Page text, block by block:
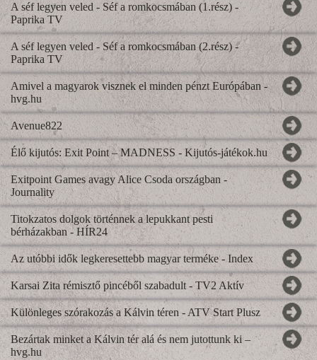
A séf legyen veled - Séf a romkocsmában (1.rész) -
Paprika TV
A séf legyen veled - Séf a romkocsmában (2.rész) -
Paprika TV
Amivel a magyarok visznek el minden pénzt Európában -
hvg.hu
Avenue822
Élő kijutós: Exit Point – MADNESS - Kijutós-játékok.hu
Exitpoint Games avagy Alice Csoda országban -
Journality
Titokzatos dolgok történnek a lepukkant pesti
bérházakban - HÍR24
Az utóbbi idők legkeresettebb magyar terméke - Index
Karsai Zita rémisztő pincéből szabadult - TV2 Aktív
Különleges szórakozás a Kálvin téren - ATV Start Plusz
Bezártak minket a Kálvin tér alá és nem jutottunk ki –
hvg.hu